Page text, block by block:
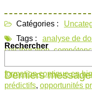
Catégories :
Tags :
analyse de
collaboration,
formation continue en
prédictifs, opportunités
Rechercher
Derniers